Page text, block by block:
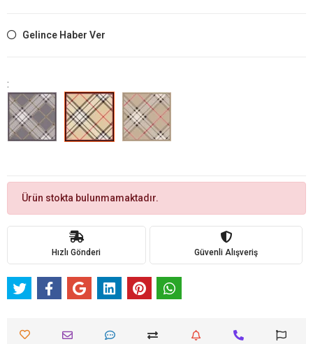
Gelince Haber Ver
:
Ürün stokta bulunmamaktadır.
Hızlı Gönderi Güvenli Alışveriş